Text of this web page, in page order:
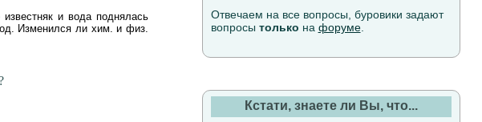
и вода поднялась
Изменился ли хим. и физ.
Отвечаем на все вопросы, буровики задают
вопросы только на форуме.
Кстати, знаете ли Вы, что...